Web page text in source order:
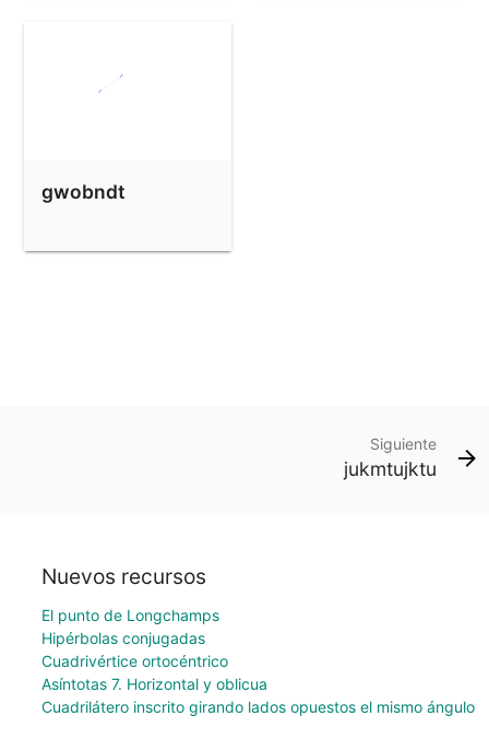
gwobndt
Siguiente
jukmtujktu
Nuevos recursos
El punto de Longchamps
Hipérbolas conjugadas
Cuadrivértice ortocéntrico
Asíntotas 7. Horizontal y oblicua
Cuadrilátero inscrito girando lados opuestos el mismo ángulo